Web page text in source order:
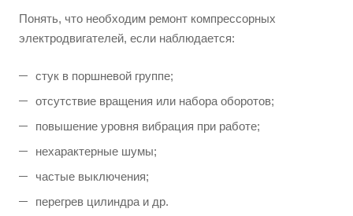
Понять, что необходим ремонт компрессорных
электродвигателей, если наблюдается:
стук в поршневой группе;
отсутствие вращения или набора оборотов;
повышение уровня вибрация при работе;
нехарактерные шумы;
частые выключения;
перегрев цилиндра и др.